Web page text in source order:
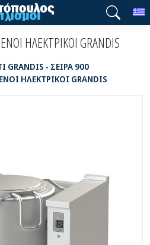
ΗΛΕΚΤΡΙΚΟΙ GRANDIS
GRANDIS - ΣΕΙΡΑ 900
ΗΛΕΚΤΡΙΚΟΙ GRANDIS